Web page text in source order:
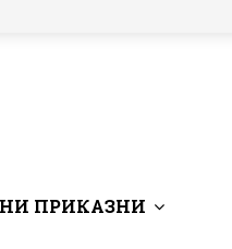
ПРИКАЗНИ